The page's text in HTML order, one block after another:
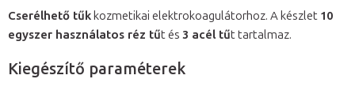
Cserélhető tűk kozmetikai elektrokoagulátorhoz. A készlet 10
egyszer használatos réz tűt és 3 acél tűt tartalmaz.
Kiegészítő paraméterek